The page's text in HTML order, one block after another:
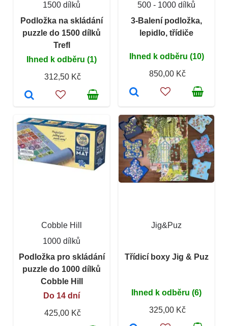
1500 dílků
Podložka na skládání
puzzle do 1500 dílků
Trefl
Ihned k odběru (1)
312,50 Kč
500 - 1000 dílků
3-Balení podložka,
lepidlo, třídiče
Ihned k odběru (10)
850,00 Kč
Cobble Hill
1000 dílků
Podložka pro skládání
puzzle do 1000 dílků
Cobble Hill
Do 14 dní
425,00 Kč
Jig&Puz
Třídicí boxy Jig & Puz
Ihned k odběru (6)
325,00 Kč